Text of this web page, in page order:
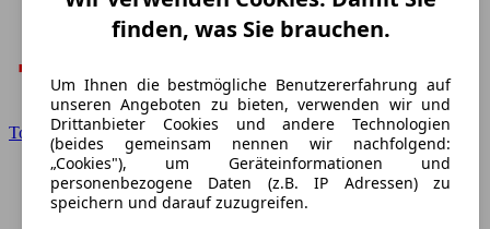
Toyota
finden, was Sie brauchen.
Um Ihnen die bestmögliche Benutzererfahrung auf
unseren Angeboten zu bieten, verwenden wir und
Drittanbieter Cookies und andere Technologien
(beides gemeinsam nennen wir nachfolgend:
„Cookies"), um Geräteinformationen und
personenbezogene Daten (z.B. IP Adressen) zu
speichern und darauf zuzugreifen.